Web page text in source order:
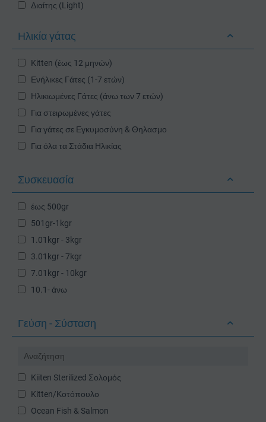
Διαίτης (Light)
Οδοντική φροντίδα (Oral care)
Γατάκια
Ηλικία γάτας
Kitten (έως 12 μηνών)
Ενήλικες Γάτες (1-7 ετών)
Ηλικιωμένες Γάτες (άνω των 7 ετών)
Για στειρωμένες γάτες
Για γάτες σε Εγκυμοσύνη & Θηλασμο
Για όλα τα Στάδια Ηλικίας
Συσκευασία
έως 500gr
501gr-1kgr
1.01kgr - 3kgr
3.01kgr - 7kgr
7.01kgr - 10kgr
10.1- άνω
Γεύση - Σύσταση
Kiiten Sterilized Σολομός
Kitten/Κοτόπουλο
Ocean Fish & Salmon